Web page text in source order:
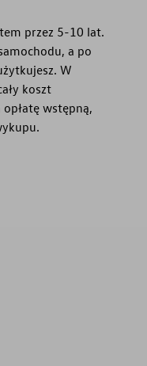
przez 5-10 lat.
a po
W
koszt
wstępną,